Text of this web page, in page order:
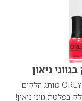
ORLY משיק קולקציית לק בגווני ניאון ORLY מותג הלקים